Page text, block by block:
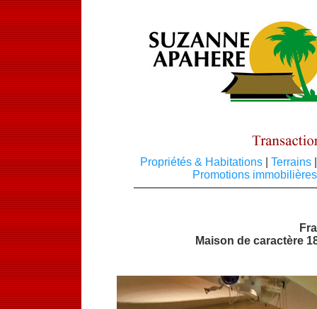
Propriétés & Habitations Terrains
Promotions
Maison de caractère